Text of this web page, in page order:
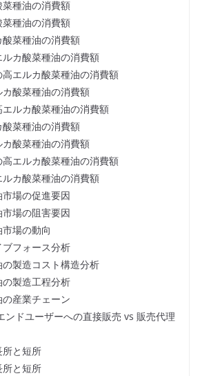
菜種油の消費額
菜種油の消費額
酸菜種油の消費額
ルカ酸菜種油の消費額
高エルカ酸菜種油の消費額
カ酸菜種油の消費額
エルカ酸菜種油の消費額
酸菜種油の消費額
カ酸菜種油の消費額
高エルカ酸菜種油の消費額
ルカ酸菜種油の消費額
市場の促進要因
市場の阻害要因
市場の動向
ブフォース分析
の製造コスト構造分析
の製造工程分析
の産業チェーン
ンドユーザーへの直接販売 vs 販売代理
所と短所
所と短所